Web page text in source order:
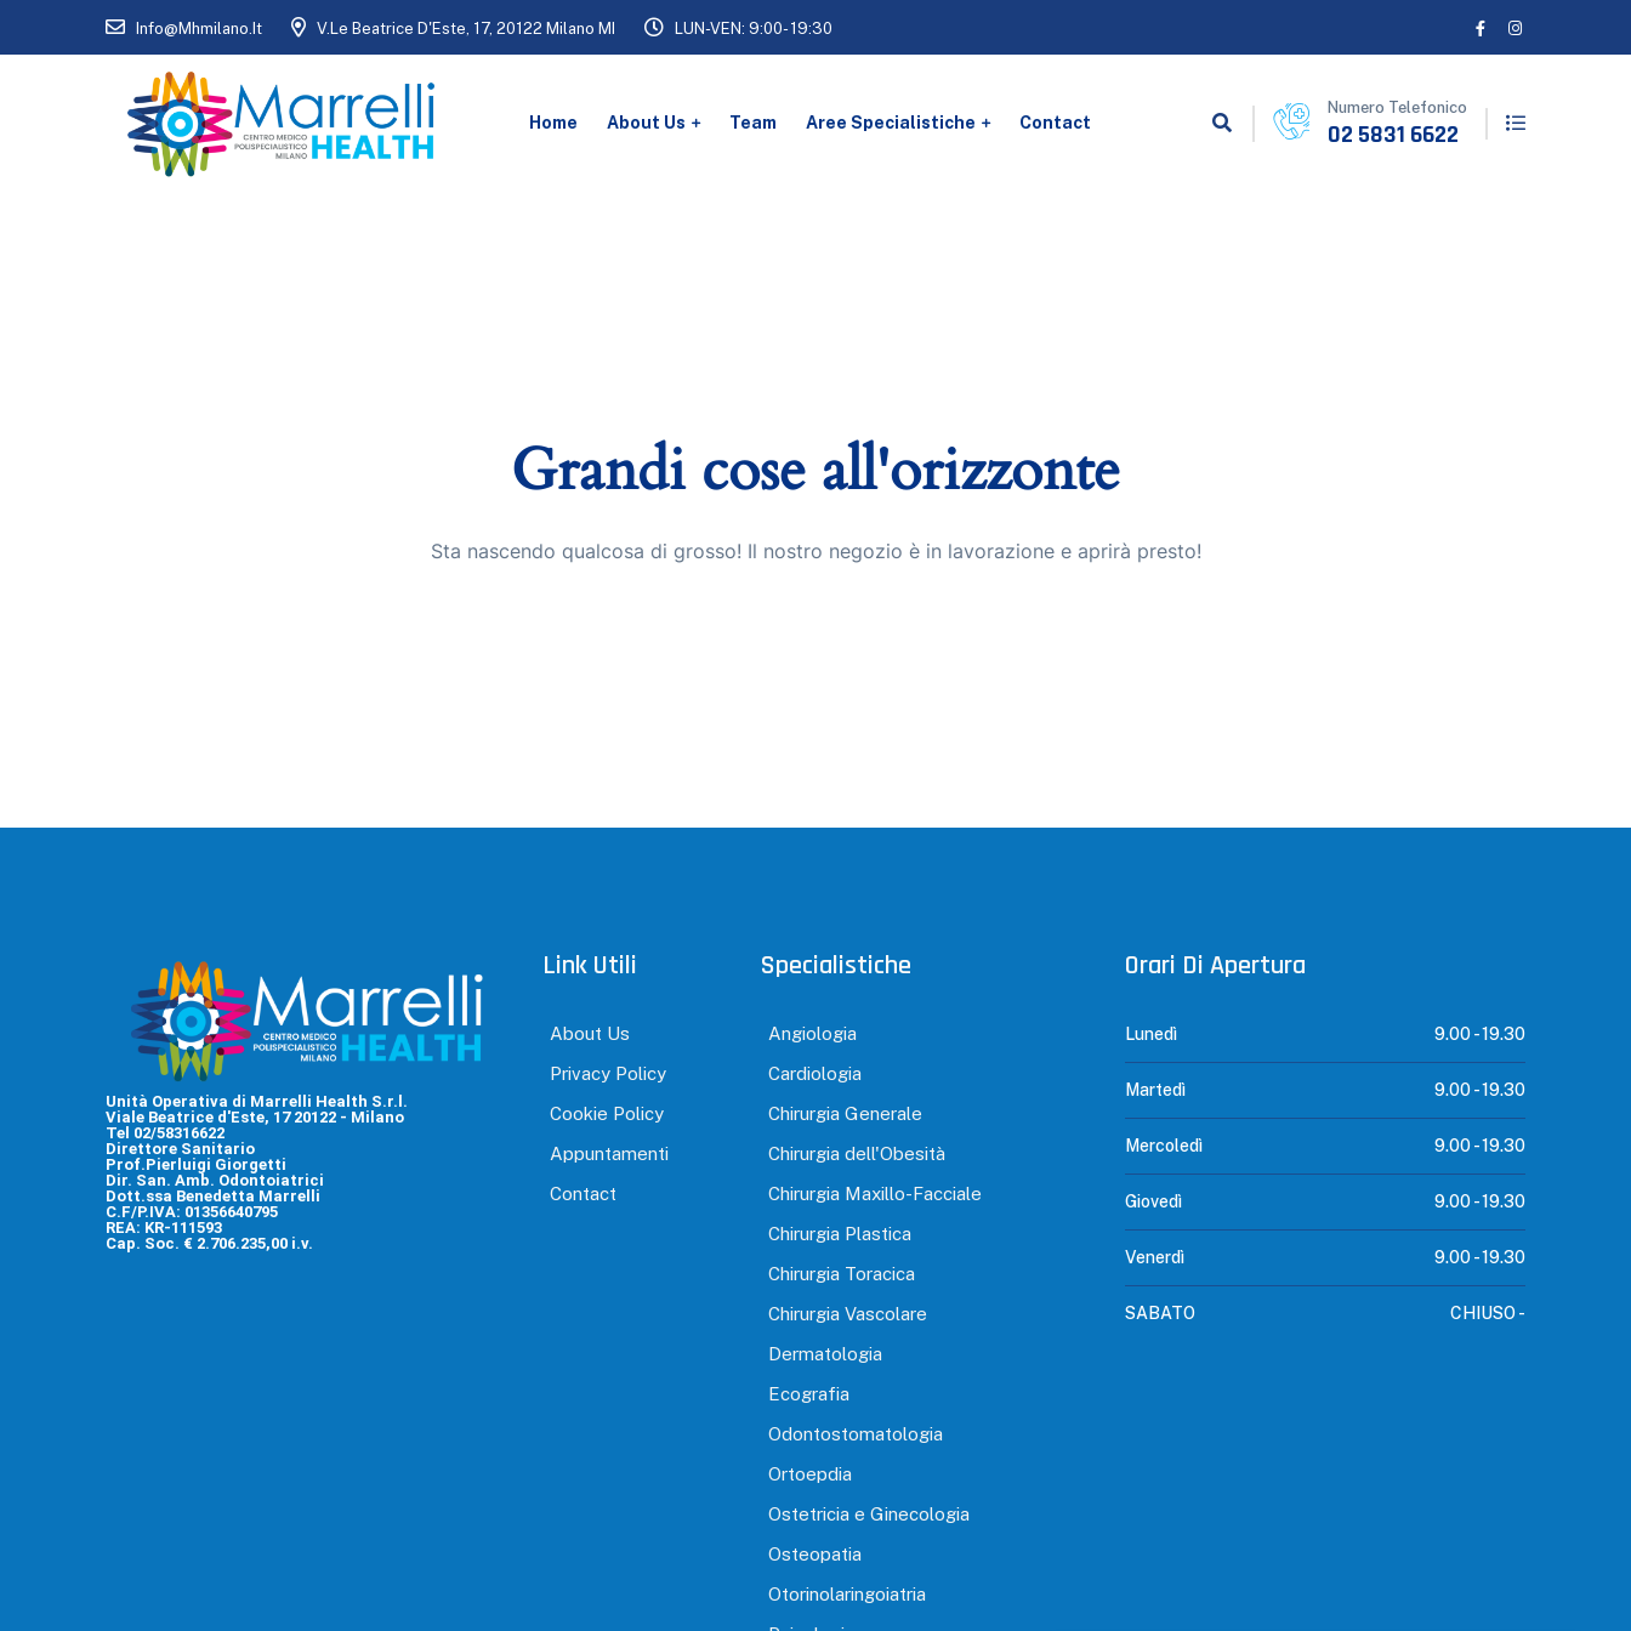
Info@mhmilano.it V.le Beatrice D'Este, 17, 20122 Milano MI LUN-VEN: 9:00- 19:30
Home About Us Team Aree Specialistiche Contact
Numero Telefonico
02 5831 6622
Grandi cose all'orizzonte
Sta nascendo qualcosa di grosso! Il nostro negozio è in lavorazione e aprirà presto!
Unità Operativa di Marrelli Health S.r.l.
Viale Beatrice d'Este, 17 20122 - Milano
Tel 02/58316622
Direttore Sanitario
Prof.Pierluigi Giorgetti
Dir. San. Amb. Odontoiatrici
Dott.ssa Benedetta Marrelli
C.F/P.IVA: 01356640795
REA: KR-111593
Cap. Soc. € 2.706.235,00 i.v.
Link Utili
About Us
Privacy Policy
Cookie Policy
Appuntamenti
Contact
Specialistiche
Angiologia
Cardiologia
Chirurgia Generale
Chirurgia dell'Obesità
Chirurgia Maxillo-Facciale
Chirurgia Plastica
Chirurgia Toracica
Chirurgia Vascolare
Dermatologia
Ecografia
Odontostomatologia
Ortoepdia
Ostetricia e Ginecologia
Osteopatia
Otorinolaringoiatria
Orari Di Apertura
Lunedì 9.00 -19.30
Martedì 9.00 -19.30
Mercoledì 9.00 -19.30
Giovedì 9.00 -19.30
Venerdì 9.00 -19.30
SABATO CHIUSO -